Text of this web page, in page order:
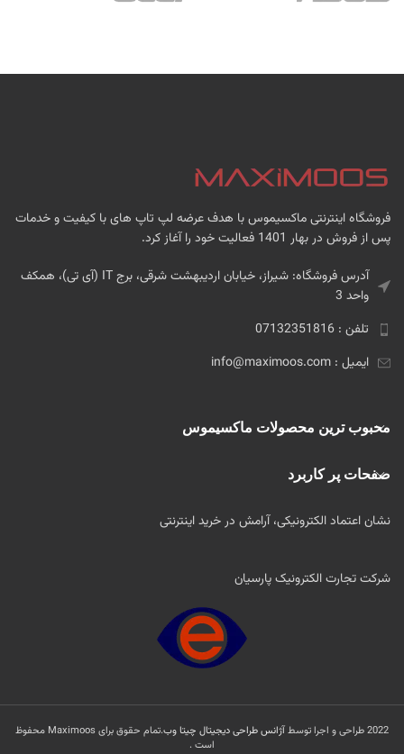
فروشگاه اینترنتی ماکسیموس با هدف عرضه لپ تاپ های با کیفیت و خدمات
پس از فروش در بهار 1401 فعالیت خود را آغاز کرد.
آدرس فروشگاه: شیراز، خیابان اردیبهشت شرقی، برج IT (آی تی)، همکف
واحد 3
تلفن : 07132351816
ایمیل : info@maximoos.com
محبوب ترین محصولات ماکسیموس
صفحات پر کاربرد
نشان اعتماد الکترونیکی، آرامش در خرید اینترنتی
شرکت تجارت الکترونیک پارسیان
2022 طراحی و اجرا توسط آژانس طراحی دیجیتال چیتا وب
.تمام حقوق برای Maximoos محفوظ
است .